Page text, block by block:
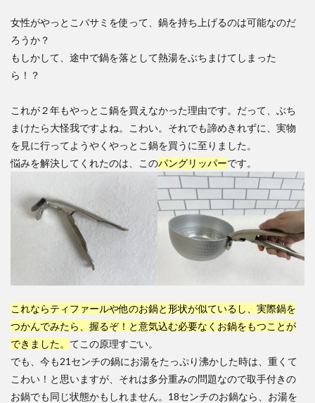
女性がやっとこバサミを使って、鍋を持ち上げるのは可能なのだ
ろうか？
もしかして、途中で鍋を落として熱湯をぶちまけてしまった
ら！？
これが２年もやっとこ鍋を買えなかった理由です。だって、ぶち
まけたら大怪我ですよね。こわい。それでも諦めきれずに、実物
を見に行ってようやくやっとこ鍋を買うに至りました。
悩みを解決してくれたのは、このパングリッパーです。
これならティファールや他のお鍋と形状が似ているし、実際鍋を
つかんでみたら、握るぞ！と意気込む必要なくお鍋をもつことが
できました。 てこの原理すごい。
でも、今も21センチの鍋にお湯をたっぷり沸かした時は、重くて
こわい！と思いますが、それは多分重みの問題なので取手付きの
お鍋でも同じ状態かもしれません。18センチのお鍋なら、お湯を